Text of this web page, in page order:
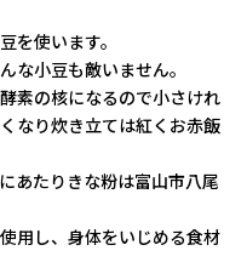
を使います。
な小豆も敵いません。
素の核になるので小さけれ
なり炊き立ては紅くお赤飯
あたりきな粉は富山市八尾
用し、身体をいじめる食材